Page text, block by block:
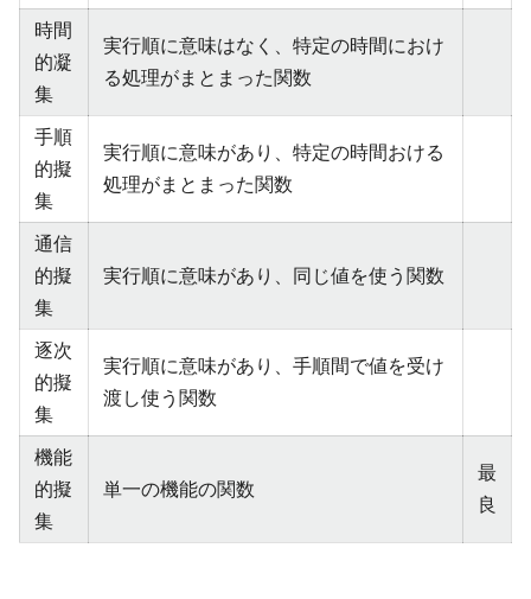
時間
的凝
集
実行順に意味はなく、特定の時間におけ
る処理がまとまった関数
手順
的擬
集
実行順に意味があり、特定の時間おける
処理がまとまった関数
通信
的擬
集
実行順に意味があり、同じ値を使う関数
逐次
的擬
集
実行順に意味があり、手順間で値を受け
渡し使う関数
機能
的擬
集
単一の機能の関数
最
良